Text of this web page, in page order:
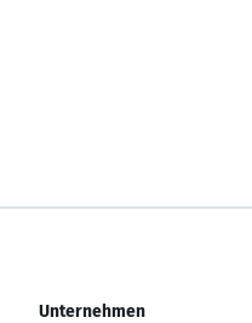
Unternehmen